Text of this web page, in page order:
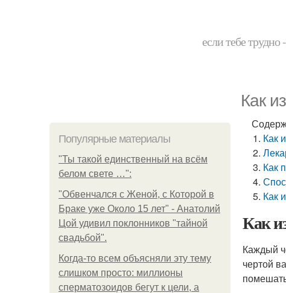
если тебе
Как
Популярные материалы
"Ты такой единственный на всём
белом свете …":
"Обвенчался с Женой, с Которой в
Браке уже Около 15 лет" - Анатолий
Цой удивил поклонников "тайной
свадьбой".
Когда-то всем объясняли эту тему
слишком просто: миллионы
сперматозоидов бегут к цели, а
Как
Как
Как
Как
Каждый
чертой